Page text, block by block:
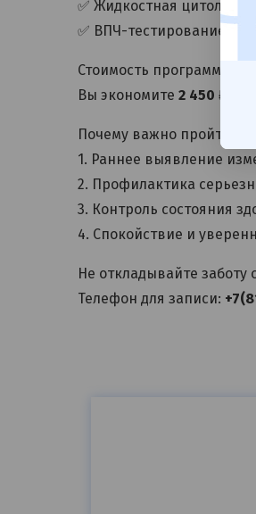
✅ Жидкостная
✅ ВПЧ-тестирование
Стоимость программы:
Вы экономите 2 450 ₽
Почему важно пройти
1. Раннее выявление
2. Профилактика
3. Контроль состояния
4. Спокойствие и
Не откладывайте
Телефон для записи: